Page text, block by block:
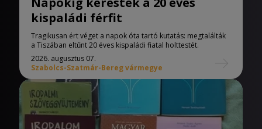
kispaládi férfit
Tragikusan ért véget a napok óta tartó kutatás: megtalálták
a Tiszában eltűnt 20 éves kispaládi fiatal holttestét.
2026. augusztus 07.
Szabolcs-Szatmár-Bereg vármegye